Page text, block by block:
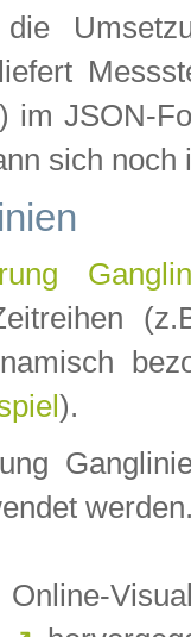
im JSON-
sich noch
).